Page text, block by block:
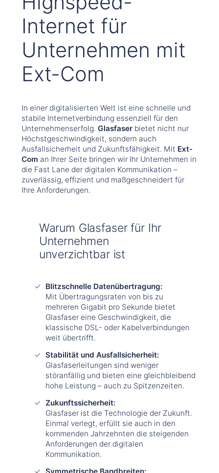
Internet für
Unternehmen mit
Ext-Com
In einer digitalisierten Welt ist eine schnelle und
stabile Internetverbindung essenziell für den
Unternehmenserfolg. Glasfaserbietet nicht nur
Höchstgeschwindigkeit, sondern auch
Ausfallsicherheit und Zukunftsfähigkeit. Mit Ext-
Com an Ihrer Seite bringen wir Ihr Unternehmen in
die Fast Lane der digitalen Kommunikation –
zuverlässig, effizient und maßgeschneidert für
Ihre Anforderungen.
Warum Glasfaser für Ihr
Unternehmen
unverzichtbar ist
Blitzschnelle Datenübertragung:
Mit Übertragungsraten von bis zu
mehreren Gigabit pro Sekunde bietet
Glasfaser eine Geschwindigkeit, die
klassische DSL- oder Kabelverbindungen
weit übertrifft.
Stabilität und Ausfallsicherheit:
Glasfaserleitungen sind weniger
störanfällig und bieten eine gleichbleibend
hohe Leistung – auch zu Spitzenzeiten.
Zukunftssicherheit:
Glasfaser ist die Technologie der Zukunft.
Einmal verlegt, erfüllt sie auch in den
kommenden Jahrzehnten die steigenden
Anforderungen der digitalen
Kommunikation.